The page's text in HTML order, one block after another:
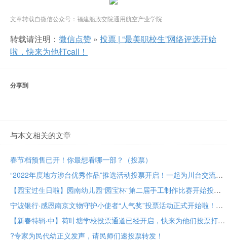
文章转载自微信公众号：福建船政交院通用航空产业学院
转载请注明： 微信点赞 » 投票 | “最美职校生”网络评选开始
啦，快来为他打call！
分享到
与本文相关的文章
春节档预售已开！你最想看哪一部？（投票）
“2022年度地方涉台优秀作品”推选活动投票开启！一起为川台交流成果助力！
【园宝过生日啦】园南幼儿园“园宝杯”第二届手工制作比赛开始投票啦！
宁波银行·感恩南京文物守护小使者“人气奖”投票活动正式开始啦！
【新春特辑·中】荷叶塘学校投票通道已经开启，快来为他们投票打call吧！
?专家为民代幼正义发声，请民师们速投票转发！